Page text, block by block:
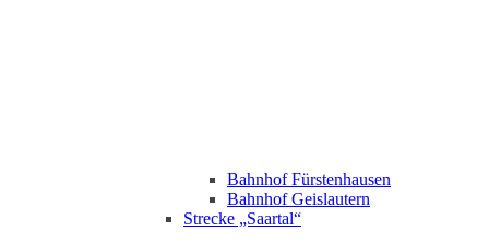
Bahnhof Fürstenhausen
Bahnhof Geislautern
Strecke „Saartal“